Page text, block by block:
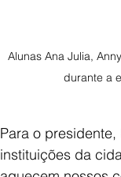
Alunas Ana Julia,
durante a
Para o
instituições da